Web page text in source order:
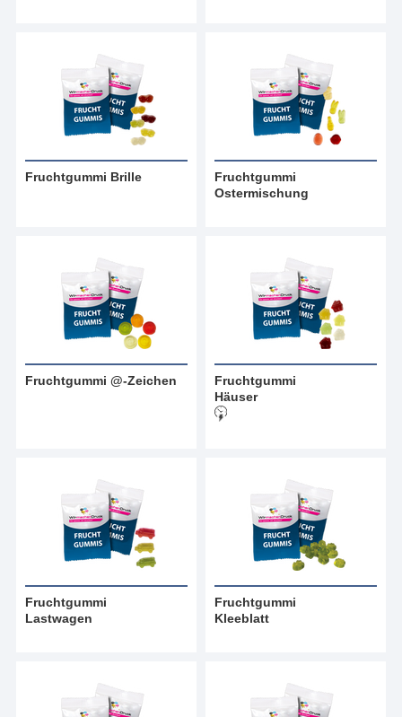
Fruchtgummi Brille
Fruchtgummi
Ostermischung
Fruchtgummi @-Zeichen
Fruchtgummi
Häuser
Fruchtgummi
Lastwagen
Fruchtgummi
Kleeblatt